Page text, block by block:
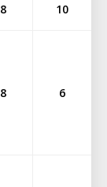
8 10
8 6